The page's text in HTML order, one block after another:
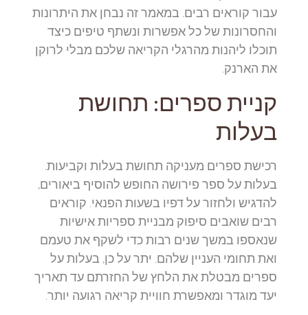
עבור קוראים רבים. במאמר זה נבחן את היתרונות
והחסרונות של כל אפשרות ונשתף טיפים כיצד
תוכלו ליהנות מהרגלי הקריאה שלכם מבלי לרוקן
את הארנק.
קניית ספרים: תחושת
בעלות
רכישת ספרים מעניקה תחושת בעלות וקביעות.
בעלות על ספר פירושה החופש להוסיף ביאורים,
להדגיש ולחזור על דפיו בשעות הפנאי. קוראים
רבים שואבים סיפוק מבניית ספריות אישיות
שנאספו במשך שנים רבות כדי לשקף את טעמם
ואת תחומי העניין שלהם. יתר על כן, בעלות על
ספרים מבטלת את הלחץ של החזרתם עד תאריך
יעד מוגדר ומאפשרת חוויית קריאה רגועה יותר.